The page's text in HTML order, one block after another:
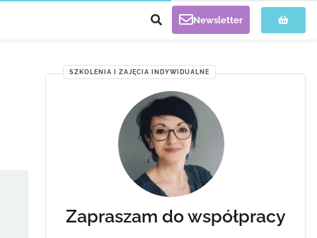
Newsletter
Zapraszam do współpracy
SZKOLENIA I ZAJĘCIA INDYWIDUALNE